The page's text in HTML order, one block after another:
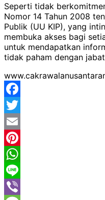
Seperti tidak
Nomor 14 Tahun 2008
Publik (UU KIP), yang
membuka akses bagi
untuk mendapatkan
tidak paham dengan
Facebook
Twitter
Email
Pinterest
WhatsApp
Line